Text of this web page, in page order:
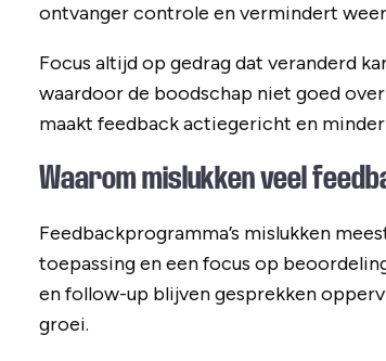
ontvanger controle en vermindert
Focus altijd op gedrag dat veranderd
waardoor de boodschap niet goed
maakt feedback actiegericht en
Waarom mislukken veel
Feedbackprogramma’s mislukken
toepassing en een focus op
en follow-up blijven gesprekken
groei.